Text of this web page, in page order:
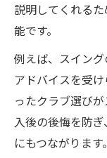
ゴルフ
千葉県
底比較
試打会
つ理由
インド
説明してくれる
能です。
例えば、スイン
アドバイスを受
ったクラブ選び
入後の後悔を防
にもつながります。